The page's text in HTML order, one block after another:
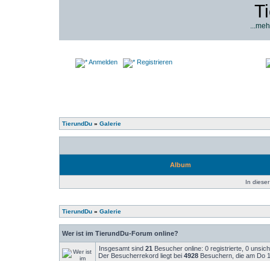
Anmelden Registrieren
TierundDu » Galerie
Album
In
TierundDu » Galerie
Wer ist im TierundDu-Forum online?
Insgesamt sind 21 Besucher online: 0 registrierte, 0
Der Besucherrekord liegt bei 4928 Besuchern, die am Do